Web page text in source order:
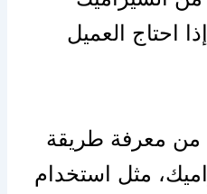
احتاج العميل
من معرفة طريقة
مثل استخدام